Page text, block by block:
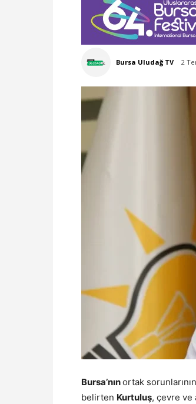
Bursa Uludağ TV 2
Bursa’nınortak
belirten Kurtuluş, çevre ve